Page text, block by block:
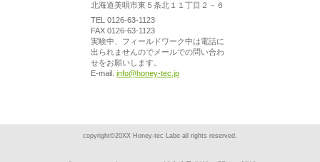
北海道美唄市東５条北１１丁目２－６
TEL 0126-63-1123
FAX 0126-63-1123
実験中、フィールドワーク中は電話に
出られませんのでメールでの問い合わ
せをお願いします。
E-mail. info@honey-tec.jp
copyright©20XX Honey-tec Labo all rights reserved.